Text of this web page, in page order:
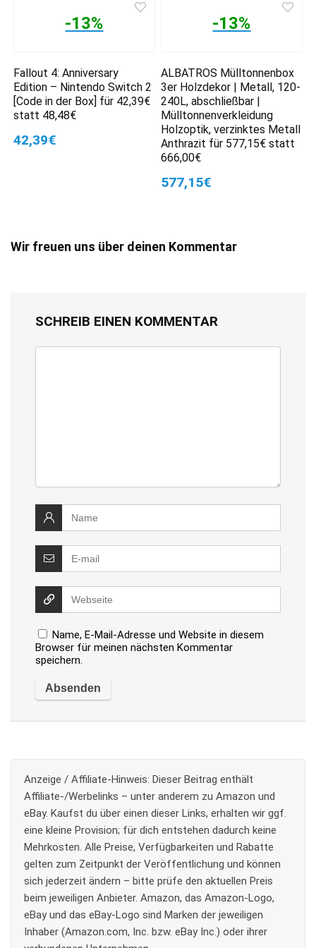
-13%
Fallout 4: Anniversary
Edition – Nintendo Switch 2
[Code in der Box] für 42,39€
statt 48,48€
42,39€
-13%
ALBATROS Mülltonnenbox
3er Holzdekor | Metall, 120-
240L, abschließbar |
Mülltonnenverkleidung
Holzoptik, verzinktes Metall
Anthrazit für 577,15€ statt
666,00€
577,15€
Wir freuen uns über deinen Kommentar
SCHREIB EINEN KOMMENTAR
Name, E-Mail-Adresse und Website in diesem
Browser für meinen nächsten Kommentar
speichern.
Anzeige / Affiliate-Hinweis: Dieser Beitrag enthält
Affiliate-/Werbelinks – unter anderem zu Amazon und
eBay. Kaufst du über einen dieser Links, erhalten wir ggf.
eine kleine Provision; für dich entstehen dadurch keine
Mehrkosten. Alle Preise, Verfügbarkeiten und Rabatte
gelten zum Zeitpunkt der Veröffentlichung und können
sich jederzeit ändern – bitte prüfe den aktuellen Preis
beim jeweiligen Anbieter. Amazon, das Amazon-Logo,
eBay und das eBay-Logo sind Marken der jeweiligen
Inhaber (Amazon.com, Inc. bzw. eBay Inc.) oder ihrer